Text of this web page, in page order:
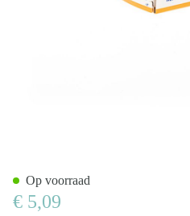
€ 5,09
Op voorraad